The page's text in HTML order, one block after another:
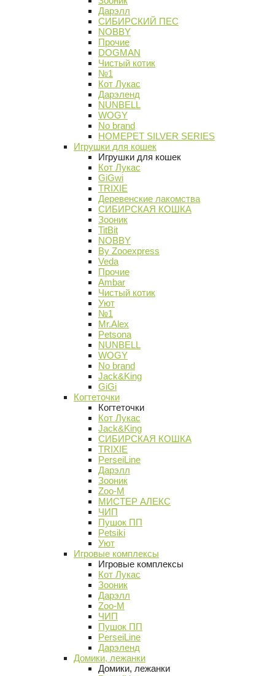
Дарэлл
СИБИРСКИЙ ПЕС
NOBBY
Прочие
DOGMAN
Чистый котик
№1
Кот Лукас
Дарэленд
NUNBELL
WOGY
No brand
HOMEPET SILVER SERIES
Игрушки для кошек
Игрушки для кошек
Кот Лукас
GiGwi
TRIXIE
Деревенские лакомства
СИБИРСКАЯ КОШКА
Зооник
TitBit
NOBBY
By Zooexpress
Veda
Прочие
Ambar
Чистый котик
Уют
№1
Mr.Alex
Petsona
NUNBELL
WOGY
No brand
Jack&King
GiGi
Когтеточки
Когтеточки
Кот Лукас
Jack&King
СИБИРСКАЯ КОШКА
TRIXIE
PerseiLine
Дарэлл
Зооник
Zoo-M
МИСТЕР АЛЕКС
ЧИП
Пушок ПП
Petsiki
Уют
Игровые комплексы
Игровые комплексы
Кот Лукас
Зооник
Дарэлл
Zoo-M
ЧИП
Пушок ПП
PerseiLine
Дарэленд
Домики, лежанки
Домики, лежанки